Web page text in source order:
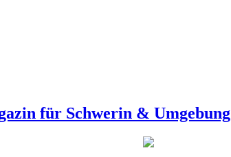
für Schwerin & Umgebung